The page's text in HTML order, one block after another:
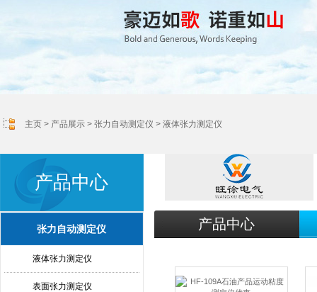
主页 > 产品展示 > 张力自动测定仪 > 液体张力测定仪
产品中心
张力自动测定仪
液体张力测定仪
表面张力测定仪
产品中心